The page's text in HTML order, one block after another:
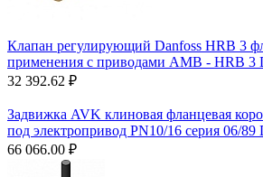
Клапан регулирующий Danfoss HRB 3
применения с приводами AMВ - HRB 3
32 392.62 ₽
Задвижка AVK клиновая фланцевая
под электропривод PN10/16 серия 06/89
66 066.00 ₽